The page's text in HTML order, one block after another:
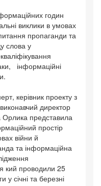
годин
виклики в умовах
пропаганди та
слова у
інформаційні
керівник проекту з
директор
Орлика представила
простір
війни й
та інформаційна
кий проводили 25
у січні та березні